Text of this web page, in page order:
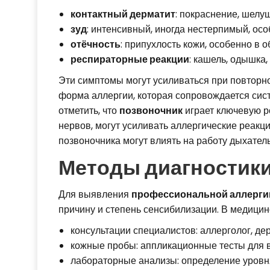
контактный дерматит: покраснение,
зуд: интенсивный, иногда нестерпимый,
отёчность: припухлость кожи, особенно в
респираторные реакции: кашель, одышка,
Эти симптомы могут усиливаться при
форма аллергии, которая сопровождается
отметить, что позвоночник играет ключевую
нервов, могут усиливать аллергические
позвоночника могут влиять на работу
Методы
Для выявления профессиональной
причину и степень сенсибилизации. В
консультации специалистов: аллерголог,
кожные пробы: аппликационные тесты
лабораторные анализы: определение